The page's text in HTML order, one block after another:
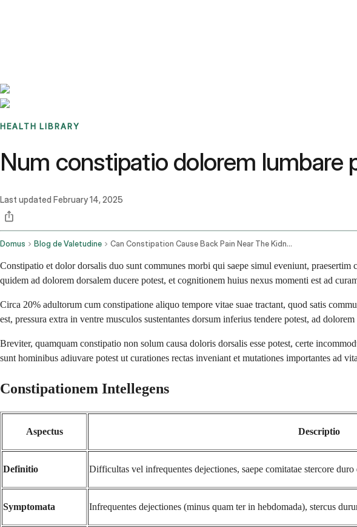
HEALTH LIBRARY
Num constipatio dolorem lumbare
Last updated February 14, 2025
Domus Blog de Valetudine Can Constipation Cause Back Pain Near The Kidneys
Constipatio et dolor dorsalis duo sunt communes morbi qui saepe simul eveniunt,
quidem ad dolorem dorsalem ducere potest, et cognitionem huius nexus momenti est ad
Circa 20% adultorum cum constipatione aliquo tempore vitae suae tractant, quod satis
est, pressura extra in ventre musculos sustentantes dorsum inferius tendere potest, ad
Breviter, quamquam constipatio non solum causa doloris dorsalis esse potest, certe
sunt hominibus adiuvare potest ut curationes rectas inveniant et mutationes importantes ad
Constipationem Intellegens
Aspectus Descriptio
Definitio Difficultas vel infrequentes dejectiones, saepe comitatae stercore
Symptomata Infrequentes dejectiones (minus quam ter in hebdomada), stercus